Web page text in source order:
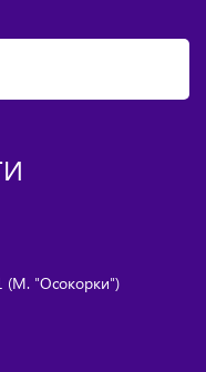
(М. "Осокорки")